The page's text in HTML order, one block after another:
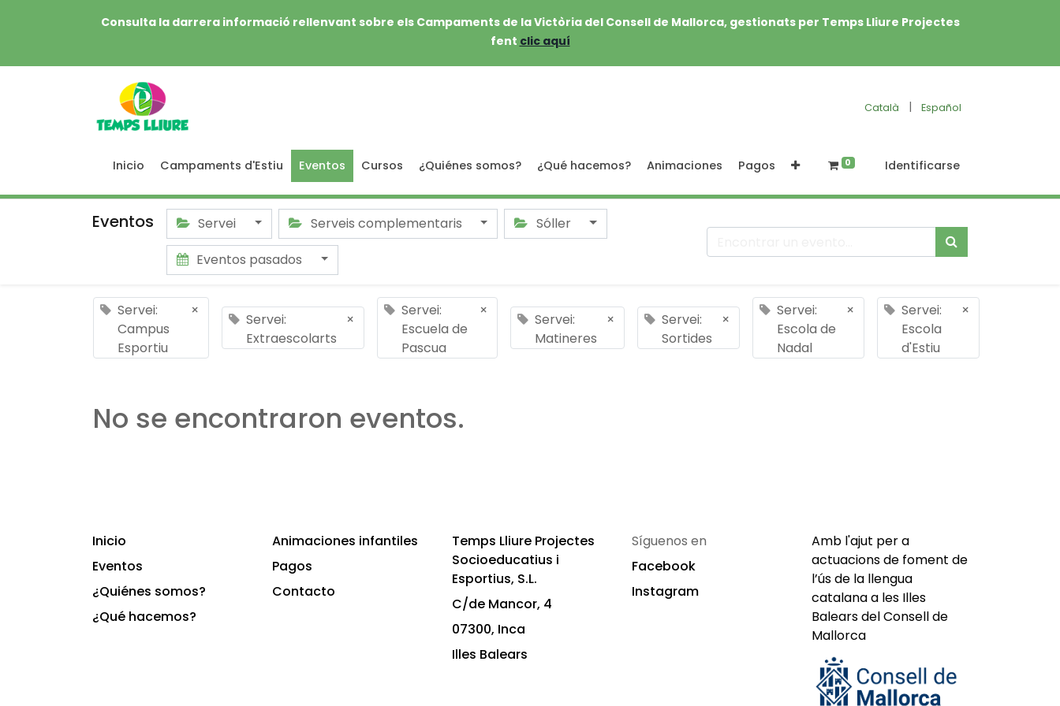
Consulta la darrera informació rellenvant sobre els Campaments de la Victòria del Consell de Mallorca, gestionats per Temps Lliure Projectes
fent clic aquí
Català | Español
Inicio Campaments d'Estiu Eventos Cursos ¿Quiénes somos? ¿Qué hacemos? Animaciones Pagos 0 Identificarse
Eventos Servei Serveis complementaris
Sóller
Eventos pasados
Servei:
Campus
Esportiu
×
Servei:
Extraescolarts
×
Servei:
Escuela de
Pascua
×
Servei:
Matineres
×
Servei:
Sortides
×
Servei:
Escola de
Nadal
×
Servei:
Escola
d'Estiu
×
No se encontraron eventos.
Inicio
Eventos
¿Quiénes somos?
¿Qué hacemos?
Animaciones infantiles
Pagos
Contacto
Temps Lliure Projectes
Socioeducatius i
Esportius, S.L.
C/de Mancor, 4
07300, Inca
Illes Balears
Síguenos en
Facebook
Instagram
Amb l'ajut per a
actuacions de foment de
l’ús de la llengua
catalana a les Illes
Balears del Consell de
Mallorca